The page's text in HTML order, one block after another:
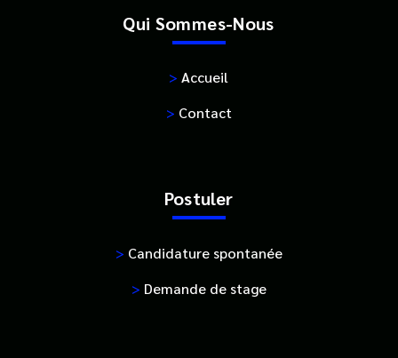
Qui Sommes-Nous
> Accueil
> Contact
Postuler
> Candidature spontanée
> Demande de stage